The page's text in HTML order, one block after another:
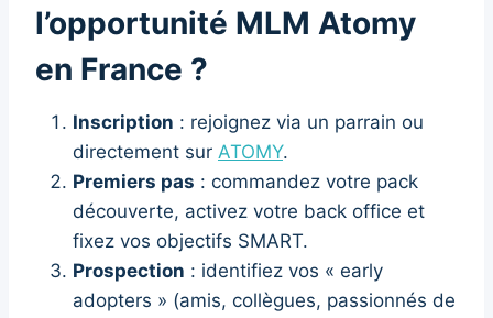
l’opportunité MLM Atomy
en France ?
Inscription : rejoignez via un parrain ou
directement sur ATOMY.
Premiers pas : commandez votre pack
découverte, activez votre back office et
fixez vos objectifs SMART.
Prospection : identifiez vos « early
adopters » (amis, collègues, passionnés de